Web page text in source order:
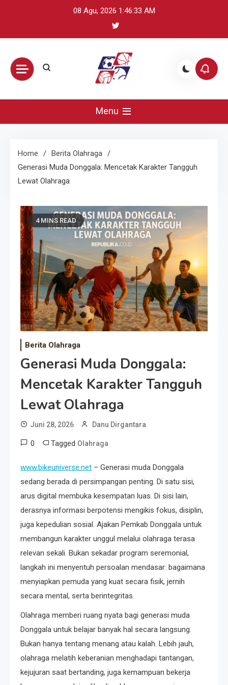
08 Agu, 2026 1:46:34 AM
BikeUniverse –
Sorotan
Olahraga
Statistik &
Event Besar
perkembangan olahraga global: update
skor, berita atlet, preview pertandingan,
Menu
Home
Berita Olahraga
Generasi Muda Donggala: Mencetak Karakter Tangguh
Lewat Olahraga
4 MINS READ
Berita Olahraga
Generasi Muda Donggala:
Mencetak Karakter Tangguh
Lewat Olahraga
Juni 28, 2026 Danu Dirgantara
0 Tagged Olahraga
www.bikeuniverse.net – Generasi muda Donggala
sedang berada di persimpangan penting. Di satu sisi,
arus digital membuka kesempatan luas. Di sisi lain,
derasnya informasi berpotensi mengikis fokus, disiplin,
juga kepedulian sosial. Ajakan Pemkab Donggala untuk
membangun karakter unggul melalui olahraga terasa
relevan sekali. Bukan sekadar program seremonial,
langkah ini menyentuh persoalan mendasar: bagaimana
menyiapkan pemuda yang kuat secara fisik, jernih
secara mental, serta berintegritas.
Olahraga memberi ruang nyata bagi generasi muda
Donggala untuk belajar banyak hal secara langsung.
Bukan hanya tentang menang atau kalah. Lebih jauh,
olahraga melatih keberanian menghadapi tantangan,
kejujuran saat bertanding, juga kemampuan bekerja